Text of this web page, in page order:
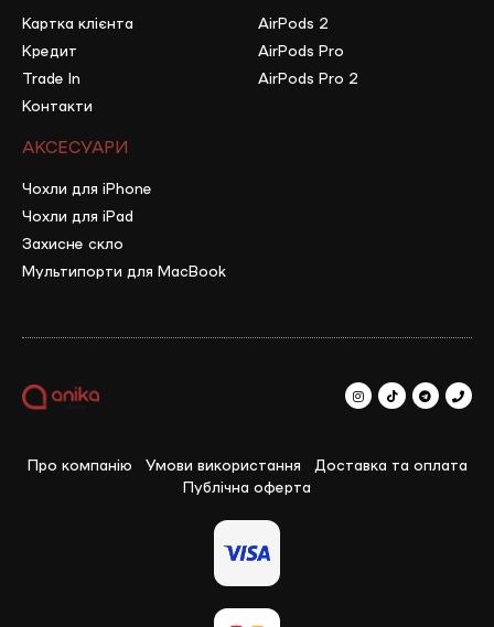
Картка клієнта
Кредит
Trade In
Контакти
AirPods 2
AirPods Pro
AirPods Pro 2
АКСЕСУАРИ
Чохли для iPhone
Чохли для iPad
Захисне скло
Мультипорти для MacBook
Про компанію Умови використання
Доставка та оплата
Публічна оферта